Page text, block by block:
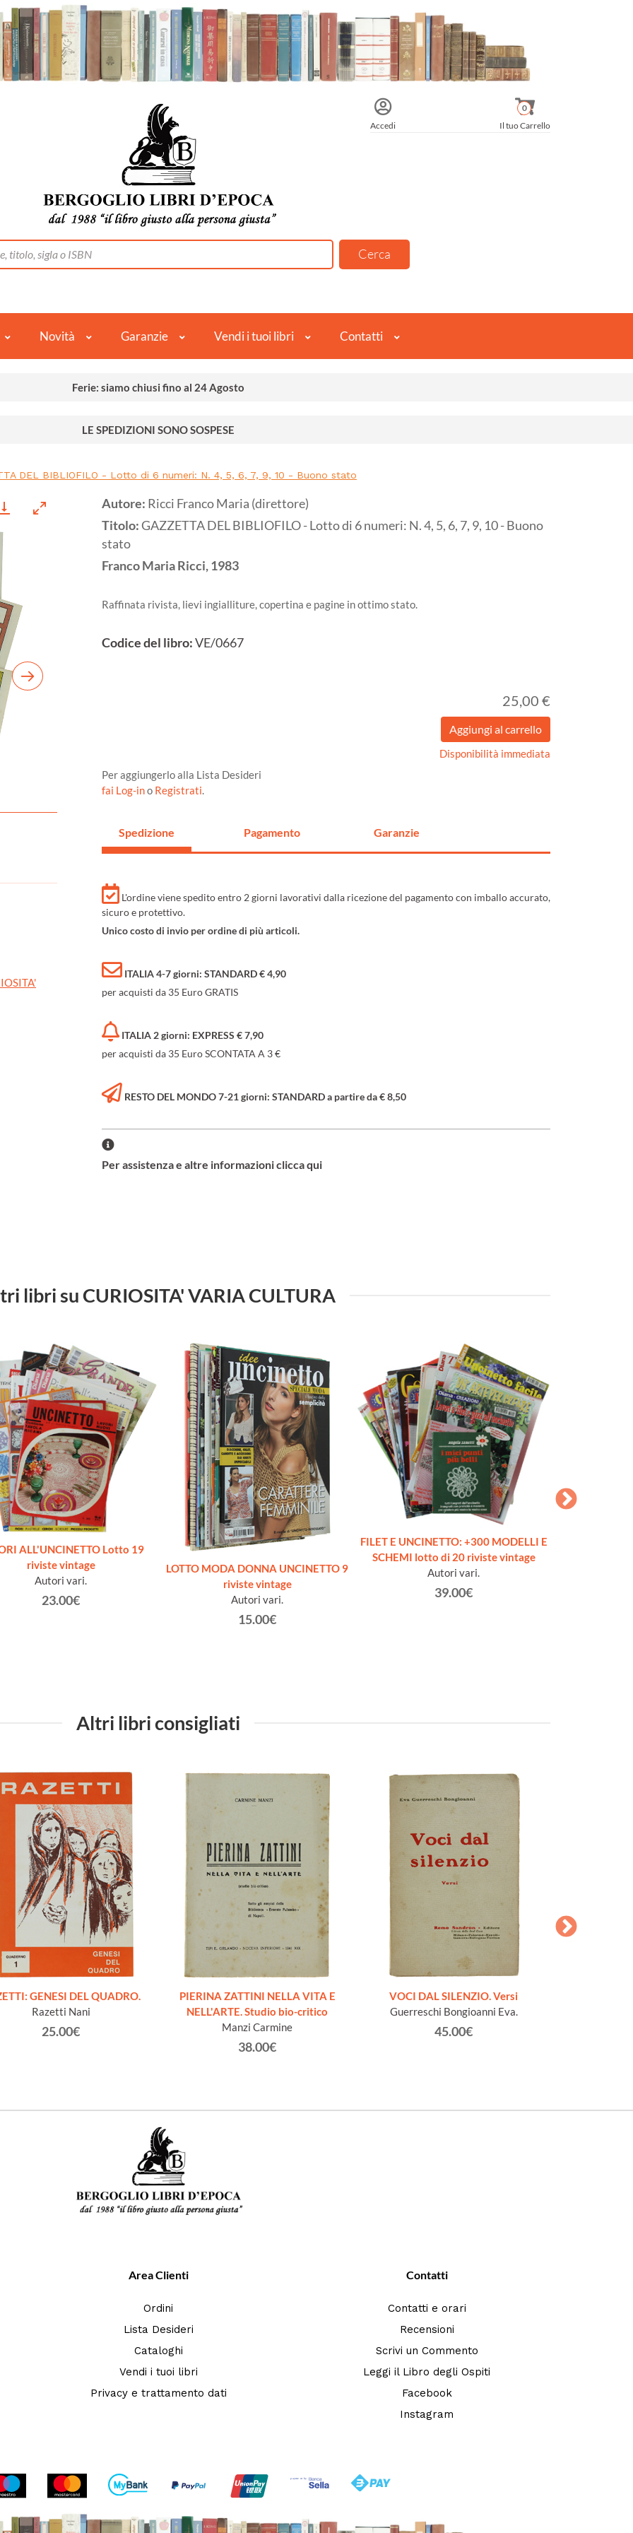
Accedi Il tuo Carrello
0
Novità Garanzie Vendi i tuoi libri Contatti
Ferie: siamo chiusi fino al 24 Agosto
LE SPEDIZIONI SONO SOSPESE
DEL BIBLIOFILO - Lotto di 6 numeri: N. 4, 5, 6, 7, 9, 10 - Buono stato
Autore: Ricci Franco Maria (direttore)
Titolo:GAZZETTA DEL BIBLIOFILO - Lotto di 6 numeri: N. 4, 5, 6, 7, 9, 10 - Buono
stato
Franco Maria Ricci,1983
Raffinata rivista, lievi ingialliture, copertina e pagine in ottimo stato.
Codice del libro:VE/0667
25,00 €
Disponibilità immediata
Per aggiungerlo alla Lista Desideri
fai Log-ino Registrati.
Spedizione Pagamento Garanzie
L'ordine viene spedito entro 2 giorni lavorativi dalla ricezione del pagamento con imballo accurato,
sicuro e protettivo.
Unico costo di invio per ordine di più articoli.
ITALIA 4-7 giorni: STANDARD € 4,90
per acquisti da 35 Euro GRATIS
ITALIA 2 giorni: EXPRESS € 7,90
per acquisti da 35 Euro SCONTATA A 3 €
RESTO DEL MONDO 7-21 giorni: STANDARD a partire da € 8,50
Per assistenza e altre informazioni clicca qui
libri su CURIOSITA' VARIA CULTURA
ALL'UNCINETTO Lotto 19
riviste vintage
Autori vari.
23.00€
LOTTO MODA DONNA UNCINETTO 9
riviste vintage
Autori vari.
15.00€
FILET E UNCINETTO: +300 MODELLI E
SCHEMI lotto di 20 riviste vintage
Autori vari.
39.00€
Altri libri consigliati
GENESI DEL QUADRO.
Razetti Nani
25.00€
PIERINA ZATTINI NELLA VITA E
NELL'ARTE. Studio bio-critico
Manzi Carmine
38.00€
VOCI DAL SILENZIO. Versi
Guerreschi Bongioanni Eva.
45.00€
Area Clienti
Ordini
Lista Desideri
Cataloghi
Vendi i tuoi libri
Privacy e trattamento dati
Contatti
Contatti e orari
Recensioni
Scrivi un Commento
Leggi il Libro degli Ospiti
Facebook
Instagram